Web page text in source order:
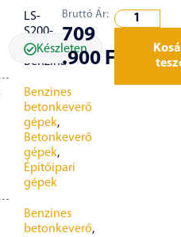
LS-
S200-
S92-
Benzina
Benzines
betonkeverő
gépek,
Betonkeverő
gépek,
Építőipari
gépek
Benzines
betonkeverő,
Készleten
Bruttó Ár:
709
.900 Ft